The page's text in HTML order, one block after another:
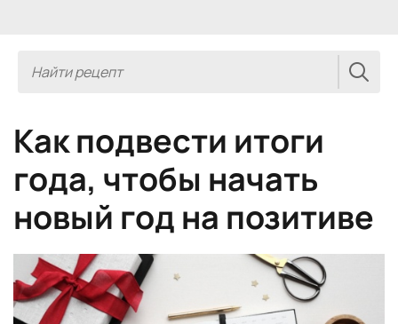
Как подвести итоги
года, чтобы начать
новый год на позитиве